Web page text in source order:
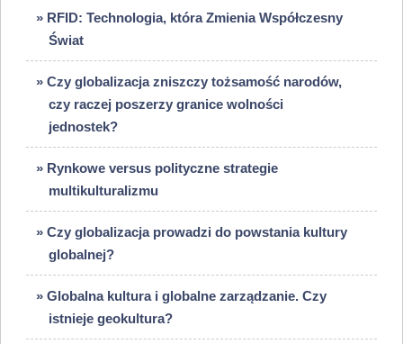
» RFID: Technologia, która Zmienia Współczesny
Świat
» Czy globalizacja zniszczy tożsamość narodów,
czy raczej poszerzy granice wolności
jednostek?
» Rynkowe versus polityczne strategie
multikulturalizmu
» Czy globalizacja prowadzi do powstania kultury
globalnej?
» Globalna kultura i globalne zarządzanie. Czy
istnieje geokultura?